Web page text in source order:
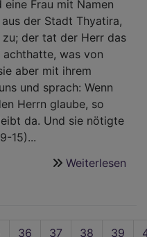
Frau mit Namen
der Stadt Thyatira,
der tat der Herr das
was von
aber mit ihrem
und sprach: Wenn
Herrn glaube, so
da. Und sie nötigte
15)...
Weiterlesen
Seite
36 Seite
37 Seite
38 39